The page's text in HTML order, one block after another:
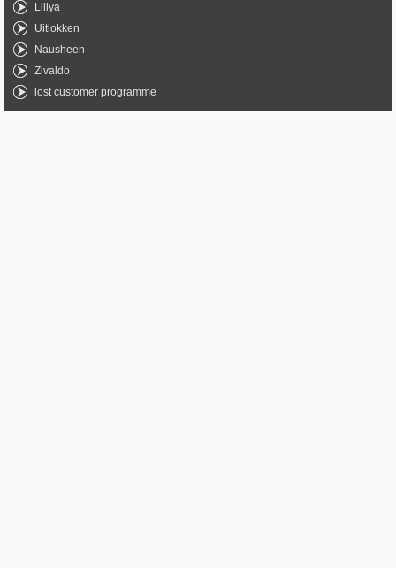
Liliya
Uitlokken
Nausheen
Zivaldo
lost customer programme